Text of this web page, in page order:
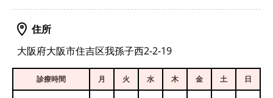
住所
大阪府大阪市住吉区我孫子西2-2-19
診療時間 月 火 水 木 金 土 日